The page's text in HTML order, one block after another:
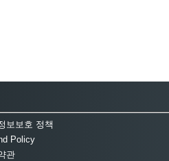
보보호 정책
Policy
관